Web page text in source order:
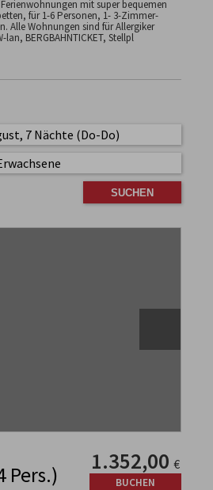
mit super bequemen
für 1-6 Personen, 1- 3-Zimmer-
Alle Wohnungen sind für Allergiker
lan, BERGBAHNTICKET, Stellpl
7 Nächte (Do-Do)
Pers.)
1.352,00 €
BUCHEN